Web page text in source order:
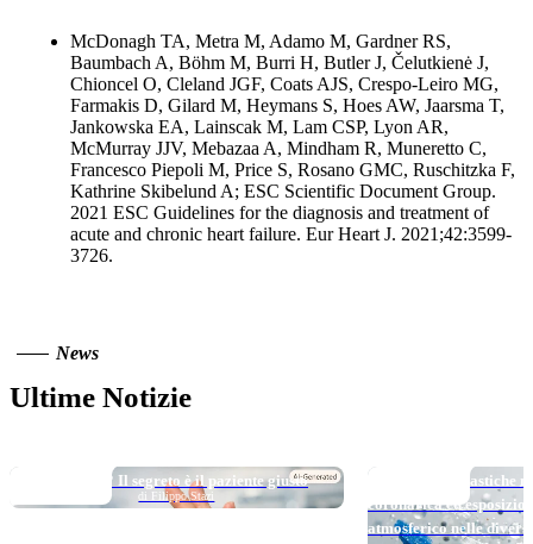
McDonagh TA, Metra M, Adamo M, Gardner RS,
Baumbach A, Böhm M, Burri H, Butler J, Čelutkienė J,
Chioncel O, Cleland JGF, Coats AJS, Crespo-Leiro MG,
Farmakis D, Gilard M, Heymans S, Hoes AW, Jaarsma T,
Jankowska EA, Lainscak M, Lam CSP, Lyon AR,
McMurray JJV, Mebazaa A, Mindham R, Muneretto C,
Francesco Piepoli M, Price S, Rosano GMC, Ruschitzka F,
Kathrine Skibelund A; ESC Scientific Document Group.
2021 ESC Guidelines for the diagnosis and treatment of
acute and chronic heart failure. Eur Heart J. 2021;42:3599-
3726.
News
Ultime Notizie
Long DAPT…? Il segreto è il paziente giusto
di Filippo Stazi
Micro e nanoplastiche
coronarica ed
atmosferico nelle